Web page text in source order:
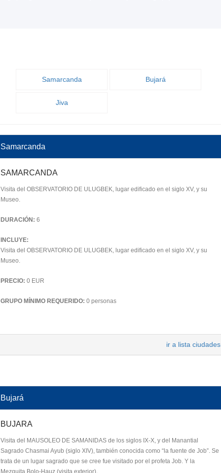
Samarcanda Bujará
Jiva
Samarcanda
SAMARCANDA
Visita del OBSERVATORIO DE ULUGBEK, lugar edificado en el siglo XV, y su
Museo.
DURACIÓN: 6
INCLUYE:
Visita del OBSERVATORIO DE ULUGBEK, lugar edificado en el siglo XV, y su
Museo.
PRECIO: 0 EUR
GRUPO MÍNIMO REQUERIDO: 0 personas
ir a lista ciudades
Bujará
BUJARA
Visita del MAUSOLEO DE SAMANIDAS de los siglos IX-X, y del Manantial
Sagrado Chasmai Ayub (siglo XIV), también conocida como “la fuente de Job”. Se
trata de un lugar sagrado que se cree fue visitado por el profeta Job. Y la
Mezquita Bolo-Hauz (visita exterior).